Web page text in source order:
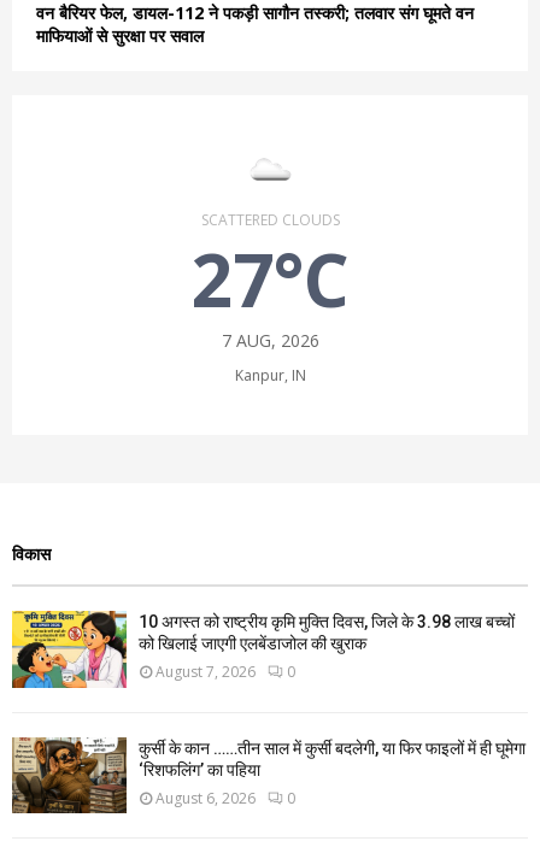
वन बैरियर फेल, डायल-112 ने पकड़ी सागौन तस्करी; तलवार संग घूमते वन
माफियाओं से सुरक्षा पर सवाल
SCATTERED CLOUDS
27°C
7 AUG, 2026
Kanpur, IN
विकास
10 अगस्त को राष्ट्रीय कृमि मुक्ति दिवस, जिले के 3.98 लाख बच्चों
को खिलाई जाएगी एलबेंडाजोल की खुराक
August 7, 2026 0
कुर्सी के कान ……तीन साल में कुर्सी बदलेगी, या फिर फाइलों में ही घूमेगा
‘रिशफलिंग’ का पहिया
August 6, 2026 0